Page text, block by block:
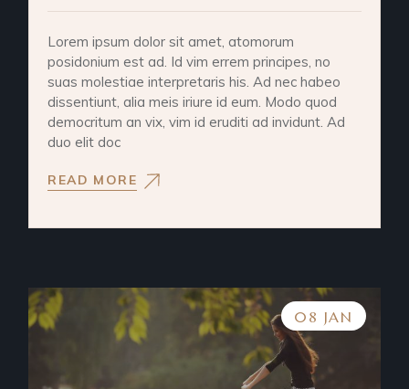
Lorem ipsum dolor sit amet, atomorum
posidonium est ad. Id vim errem principes, no
suas molestiae interpretaris his. Ad nec habeo
dissentiunt, alia meis iriure id eum. Modo quod
democritum an vix, vim id eruditi ad invidunt. Ad
duo elit doc
READ MORE
08 JAN